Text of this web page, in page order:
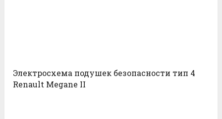
Электросхема подушек безопасности тип 4
Renault Megane II